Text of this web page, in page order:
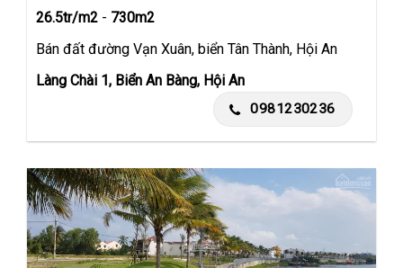
26.5tr/m2 - 730m2
Bán đất đường Vạn Xuân, biển Tân Thành, Hội An
Làng Chài 1, Biển An Bàng, Hội An
0981230236